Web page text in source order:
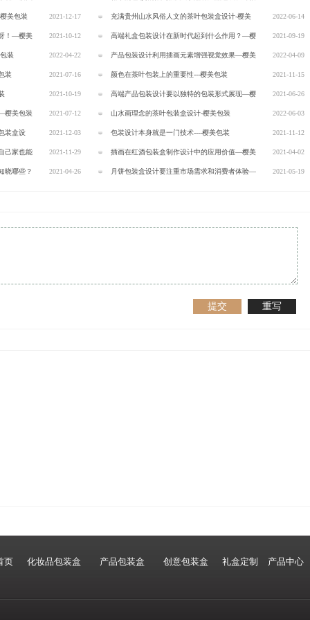
赖感-樱美包装
美包装 2021-12-17 充满贵州山水风俗人文的茶叶包装盒设计-樱美
包装
2022-06-14
！—樱美 2021-10-12 高端礼盒包装设计在新时代起到什么作用？—樱
美包装
2021-09-19
装 2022-04-22 产品包装设计利用插画元素增强视觉效果—樱美
包装
2022-04-09
装 2021-07-16 颜色在茶叶包装上的重要性---樱美包装 2021-11-15
2021-10-19 高端产品包装设计要以独特的包装形式展现—樱
美包装
2021-06-26
樱美包装 2021-07-12 山水画理念的茶叶包装盒设计-樱美包装 2022-06-03
装盒设 2021-12-03 包装设计本身就是一门技术----樱美包装 2021-11-12
己家也能 2021-11-29 插画在红酒包装盒制作设计中的应用价值—樱美
包装
2021-04-02
晓哪些？ 2021-04-26 月饼包装盒设计要注重市场需求和消费者体验— 2021-05-19
提交 重写
页 化妆品包装盒 产品包装盒 创意包装盒 礼盒定制 产品中心